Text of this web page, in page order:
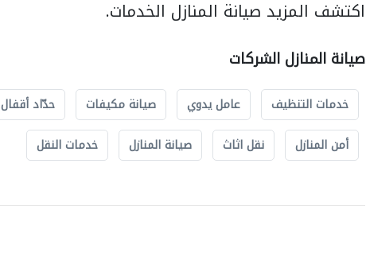
اكتشف المزيد صيانة المنازل الخدمات.
صيانة المنازل الشركات
خدمات التنظيف عامل يدوي صيانة مكيفات حدّاد أقفال
أمن المنازل
نقل اثاث صيانة المنازل خدمات النقل